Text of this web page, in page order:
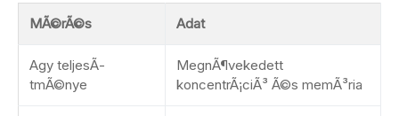
MÃ©rÃ©s Adat
Agy teljesÃ­
tmÃ©nye
MegnÃ¶vekedett
koncentrÃ¡ciÃ³ Ã©s memÃ³ria